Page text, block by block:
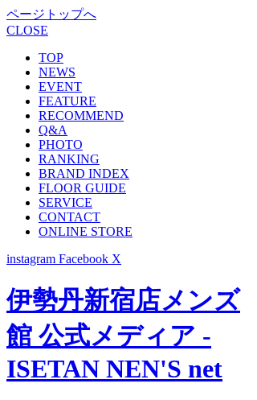
ページトップへ
CLOSE
TOP
NEWS
EVENT
FEATURE
RECOMMEND
Q&A
PHOTO
RANKING
BRAND INDEX
FLOOR GUIDE
SERVICE
CONTACT
ONLINE STORE
instagram Facebook X
伊勢丹新宿店メンズ
館 公式メディア -
ISETAN NEN'S net